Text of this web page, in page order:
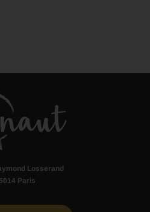
Losserand
Paris